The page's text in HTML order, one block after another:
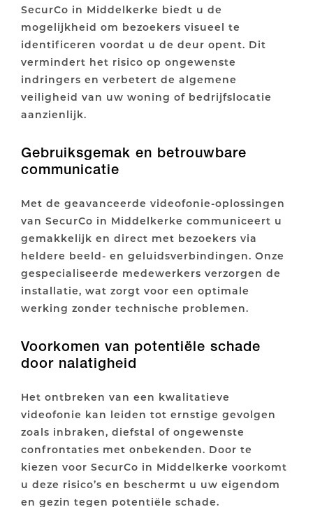
SecurCo in Middelkerke biedt u de
mogelijkheid om bezoekers visueel te
identificeren voordat u de deur opent. Dit
vermindert het risico op ongewenste
indringers en verbetert de algemene
veiligheid van uw woning of bedrijfslocatie
aanzienlijk.
Gebruiksgemak en betrouwbare
communicatie
Met de geavanceerde videofonie-oplossingen
van SecurCo in Middelkerke communiceert u
gemakkelijk en direct met bezoekers via
heldere beeld- en geluidsverbindingen. Onze
gespecialiseerde medewerkers verzorgen de
installatie, wat zorgt voor een optimale
werking zonder technische problemen.
Voorkomen van potentiële schade
door nalatigheid
Het ontbreken van een kwalitatieve
videofonie kan leiden tot ernstige gevolgen
zoals inbraken, diefstal of ongewenste
confrontaties met onbekenden. Door te
kiezen voor SecurCo in Middelkerke voorkomt
u deze risico’s en beschermt u uw eigendom
en gezin tegen potentiële schade.